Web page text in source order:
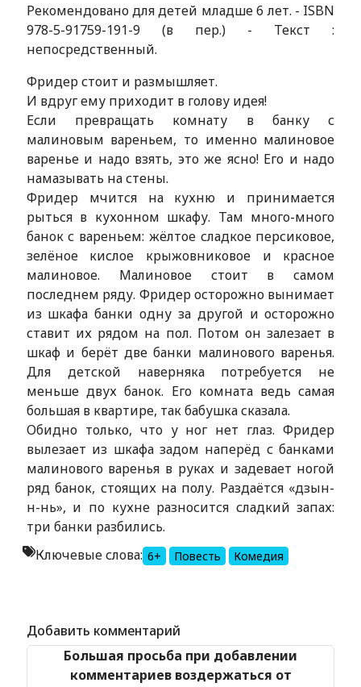
Рекомендовано для детей младше 6 лет. - ISBN
978-5-91759-191-9 (в пер.) - Текст :
непосредственный.
Фридер стоит и размышляет.
И вдруг ему приходит в голову идея!
Если превращать комнату в банку с
малиновым вареньем, то именно малиновое
варенье и надо взять, это же ясно! Его и надо
намазывать на стены.
Фридер мчится на кухню и принимается
рыться в кухонном шкафу. Там много-много
банок с вареньем: жёлтое сладкое персиковое,
зелёное кислое крыжовниковое и красное
малиновое. Малиновое стоит в самом
последнем ряду. Фридер осторожно вынимает
из шкафа банки одну за другой и осторожно
ставит их рядом на пол. Потом он залезает в
шкаф и берёт две банки малинового варенья.
Для детской наверняка потребуется не
меньше двух банок. Его комната ведь самая
большая в квартире, так бабушка сказала.
Обидно только, что у ног нет глаз. Фридер
вылезает из шкафа задом наперёд с банками
малинового варенья в руках и задевает ногой
ряд банок, стоящих на полу. Раздаётся «дзын-
н-нь», и по кухне разносится сладкий запах:
три банки разбились.
Ключевые слова: 6+ Повесть Комедия
Добавить комментарий
Большая просьба при добавлении
комментариев воздержаться от